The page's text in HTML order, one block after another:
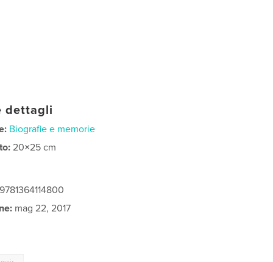
dettagli
Biografie e memorie
20×25 cm
mag 22, 2017